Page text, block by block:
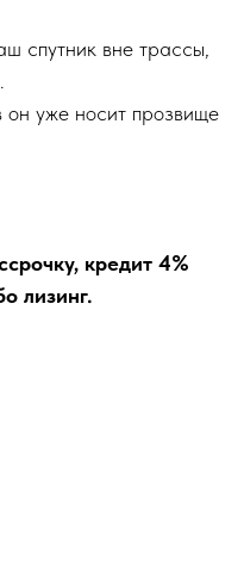
спутник вне трассы,
уже носит прозвище
кредит 4%
лизинг.